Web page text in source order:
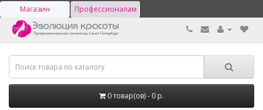
Магазин Профессионалам
0 товар(ов) - 0 р.